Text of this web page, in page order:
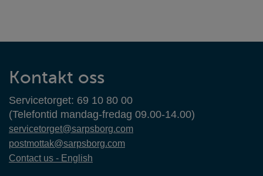
Kontaktinformasjon
Kontakt oss
Servicetorget: 69 10 80 00
(Telefontid mandag-fredag 09.00-14.00)
servicetorget@sarpsborg.com
postmottak@sarpsborg.com
Contact us - English